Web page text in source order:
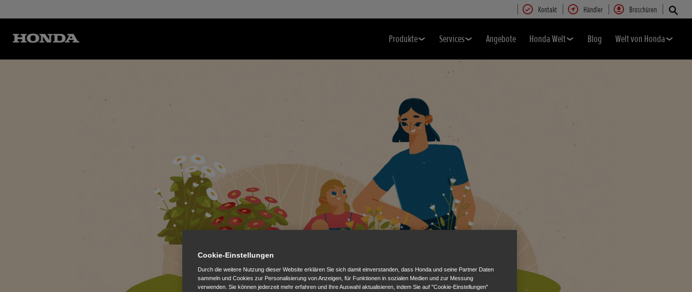
Kontakt Händler Broschüren
Produkte Services Angebote Honda Welt Blog Welt von Honda
Cookie-Einstellungen
Durch die weitere Nutzung dieser Website erklären Sie sich damit einverstanden, dass Honda und seine Partner Daten
sammeln und Cookies zur Personalisierung von Anzeigen, für Funktionen in sozialen Medien und zur Messung
verwenden. Sie können jederzeit mehr erfahren und Ihre Auswahl aktualisieren, indem Sie auf "Cookie-Einstellungen"